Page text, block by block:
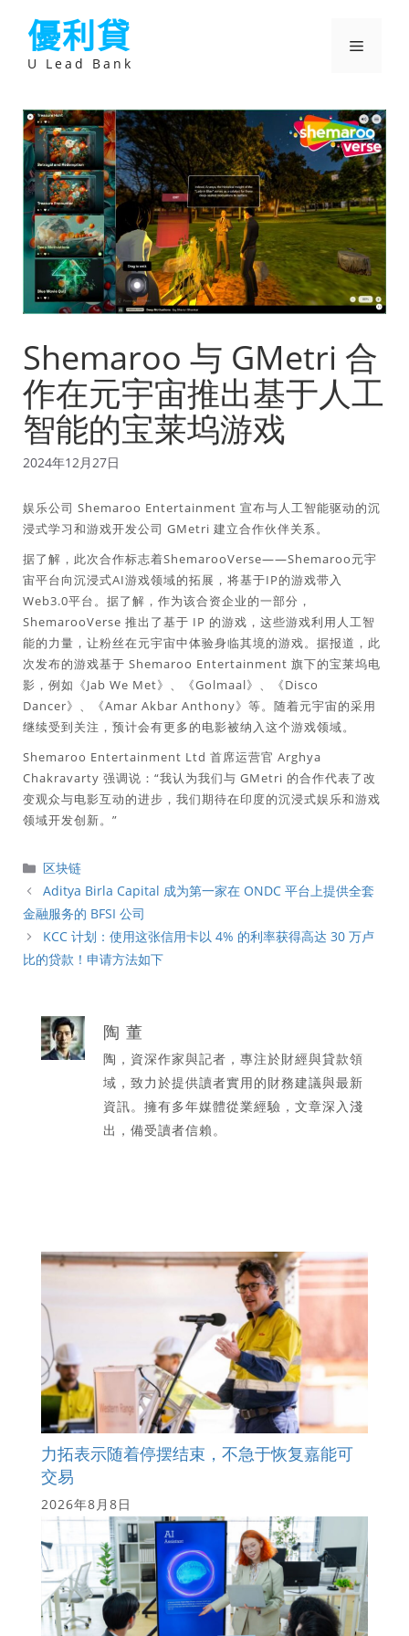
優利貸
U Lead Bank
選
Shemaroo 与 GMetri 合
作在元宇宙推出基于人工
智能的宝莱坞游戏
2024年12月27日
娱乐公司 Shemaroo Entertainment 宣布与人工智能驱动的沉
浸式学习和游戏开发公司 GMetri 建立合作伙伴关系。
据了解，此次合作标志着ShemarooVerse——Shemaroo元宇
宙平台向沉浸式AI游戏领域的拓展，将基于IP的游戏带入
Web3.0平台。据了解，作为该合资企业的一部分，
ShemarooVerse 推出了基于 IP 的游戏，这些游戏利用人工智
能的力量，让粉丝在元宇宙中体验身临其境的游戏。据报道，此
次发布的游戏基于 Shemaroo Entertainment 旗下的宝莱坞电
影，例如《Jab We Met》、《Golmaal》、《Disco
Dancer》、《Amar Akbar Anthony》等。随着元宇宙的采用
继续受到关注，预计会有更多的电影被纳入这个游戏领域。
Shemaroo Entertainment Ltd 首席运营官 Arghya
Chakravarty 强调说：“我认为我们与 GMetri 的合作代表了改
变观众与电影互动的进步，我们期待在印度的沉浸式娱乐和游戏
领域开发创新。”
分
類
区块链
Aditya Birla Capital 成为第一家在 ONDC 平台上提供全套
金融服务的 BFSI 公司
KCC 计划：使用这张信用卡以 4% 的利率获得高达 30 万卢
比的贷款！申请方法如下
陶 董
陶，資深作家與記者，專注於財經與貸款領
域，致力於提供讀者實用的財務建議與最新
資訊。擁有多年媒體從業經驗，文章深入淺
出，備受讀者信賴。
力拓表示随着停摆结束，不急于恢复嘉能可
交易
2026年8月8日